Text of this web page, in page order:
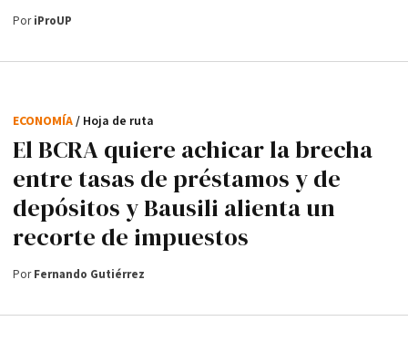
PoriProUP
El BCRA quiere achicar la brecha
entre tasas de préstamos y de
depósitos y Bausili alienta un
recorte de impuestos
ECONOMÍA/ Hoja de ruta
PorFernando Gutiérrez